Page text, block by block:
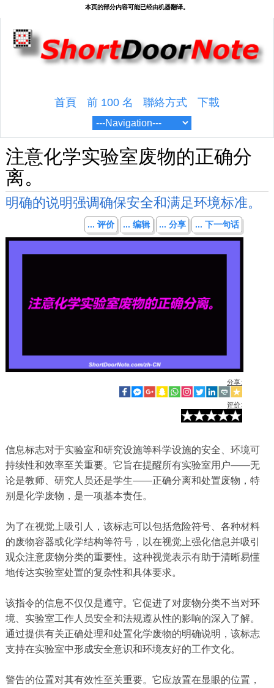
首頁 前 100 名 聯絡方式 下載
注意化学实验室废物的正确分
离。
明确的说明强调确保安全和满足环境标准。
... 评价 ... 编辑 ... 分享 ... 下一句话
分享:
评价:
信息标志对于实验室和研究设施等科学设施的安全、环境可
持续性和效率至关重要。它旨在提醒所有实验室用户——无
论是教师、研究人员还是学生——正确分离和处置废物，特
别是化学废物，是一项基本责任。
为了在视觉上吸引人，该标志可以包括危险符号、各种材料
的废物容器或化学结构等符号，以在视觉上强化信息并吸引
观众注意废物分类的重要性。这种视觉表示有助于清晰易懂
地传达实验室处置的复杂性和具体要求。
该指令的信息不仅仅是遵守。它促进了对废物分类不当对环
境、实验室工作人员安全和法规遵从性的影响的深入了解。
通过提供有关正确处理和处置化学废物的明确说明，该标志
支持在实验室中形成安全意识和环境友好的工作文化。
警告的位置对其有效性至关重要。它应放置在显眼的位置，